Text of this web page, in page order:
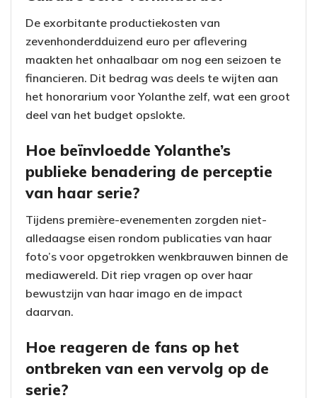
De exorbitante productiekosten van
zevenhonderdduizend euro per aflevering
maakten het onhaalbaar om nog een seizoen te
financieren. Dit bedrag was deels te wijten aan
het honorarium voor Yolanthe zelf, wat een groot
deel van het budget opslokte.
Hoe beïnvloedde Yolanthe’s
publieke benadering de perceptie
van haar serie?
Tijdens première-evenementen zorgden niet-
alledaagse eisen rondom publicaties van haar
foto’s voor opgetrokken wenkbrauwen binnen de
mediawereld. Dit riep vragen op over haar
bewustzijn van haar imago en de impact
daarvan.
Hoe reageren de fans op het
ontbreken van een vervolg op de
serie?